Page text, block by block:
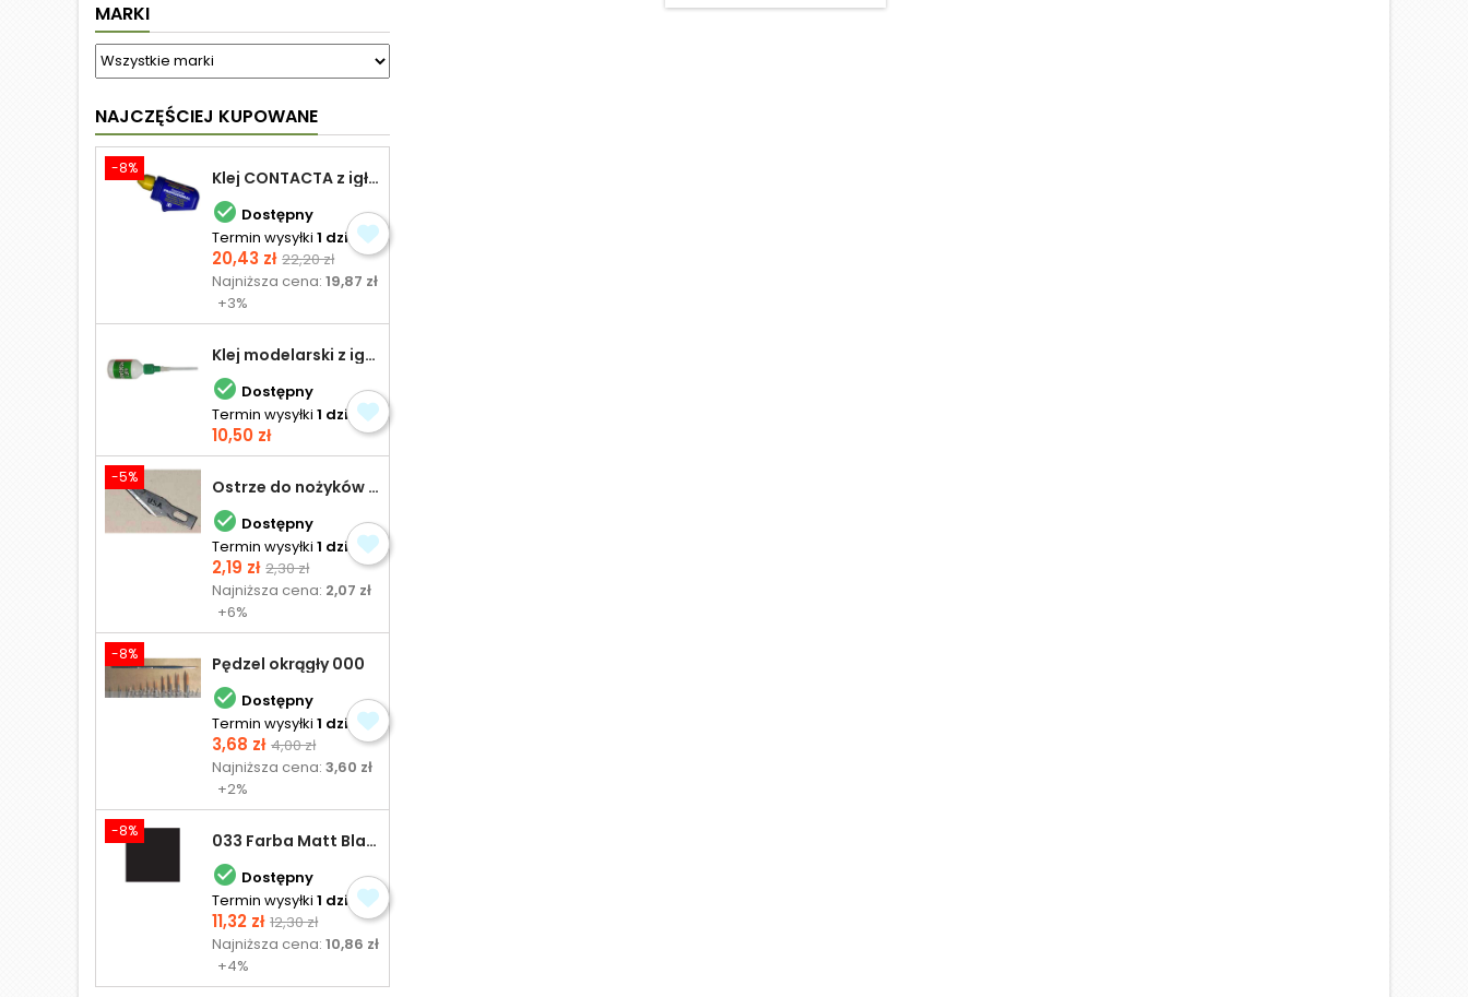
MARKI
NAJCZĘŚCIEJ KUPOWANE
-8% Klej CONTACTA z igłą do plastiku 25,0 g
 Dostępny
Termin wysyłki 1 dzień
Cena
20,43 zł Cena
podstawowa
22,20 zł
Najniższa cena:19,87 zł
+3%
Klej modelarski z igłą 30 ml
 Dostępny
Termin wysyłki 1 dzień
Cena
10,50 zł
-5% Ostrze do nożyków Excel
 Dostępny
Termin wysyłki 1 dzień
Cena
2,19 zł Cena
podstawowa
2,30 zł
Najniższa cena: 2,07 zł
+6%
-8% Pędzel okrągły 000
 Dostępny
Termin wysyłki 1 dzień
Cena
3,68 zł Cena
podstawowa
4,00 zł
Najniższa cena:3,60 zł
+2%
-8% 033 Farba Matt Black - olejna
 Dostępny
Termin wysyłki 1 dzień
Cena
11,32 zł Cena
podstawowa
12,30 zł
Najniższa cena:10,86 zł
+4%